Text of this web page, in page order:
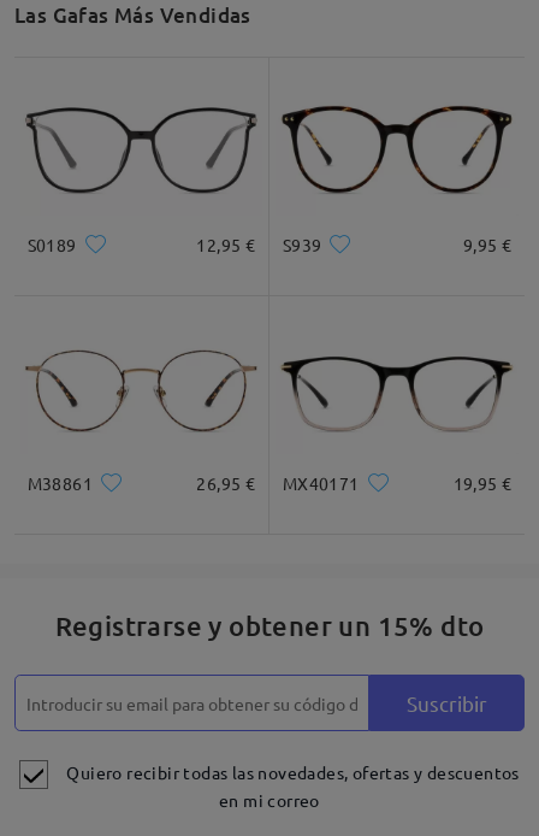
Las Gafas Más Vendidas
S0189 12,95 € S939 9,95 €
M38861 26,95 € MX40171 19,95 €
Registrarse y obtener un 15% dto
Suscribir
Quiero recibir todas las novedades, ofertas y descuentos
en mi correo